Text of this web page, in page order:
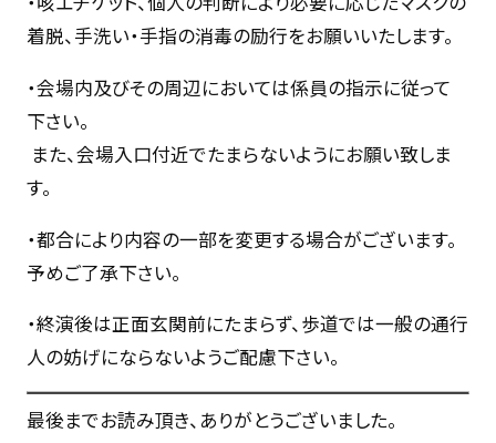
着脱、手洗い・手指の消毒の励行をお願いいたします。
・会場内及びその周辺においては係員の指示に従って
下さい。
また、会場入口付近でたまらないようにお願い致しま
す。
・都合により内容の一部を変更する場合がございます。
予めご了承下さい。
・終演後は正面玄関前にたまらず、歩道では一般の通行
人の妨げにならないようご配慮下さい。
最後までお読み頂き、ありがとうございました。